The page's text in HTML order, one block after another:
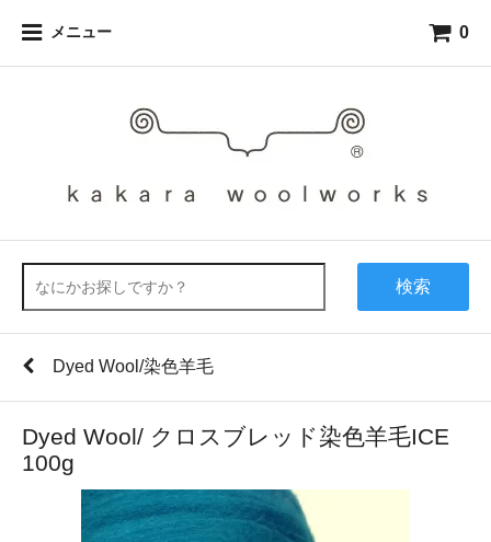
メニュー 0
検索
Dyed Wool/染色羊毛
Dyed Wool/ クロスブレッド染色羊毛ICE
100g